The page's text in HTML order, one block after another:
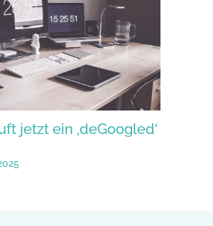
jetzt ein ‚deGoogled‘